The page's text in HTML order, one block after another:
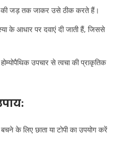
की जड़ तक जाकर उसे ठीक करते हैं।
के आधार पर दवाएं दी जाती हैं, जिससे
उपचार से त्वचा की प्राकृतिक
के लिए छाता या टोपी का उपयोग करें